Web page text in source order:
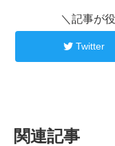
＼記事が
Twitter
関連記事